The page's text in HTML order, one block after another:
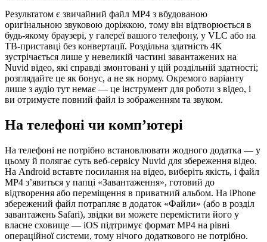
Результатом є звичайний файл MP4 з вбудованою
оригінальною звуковою доріжкою, тому він відтворюється в
будь-якому браузері, у галереї вашого телефону, у VLC або на
ТВ-приставці без конвертації. Роздільна здатність 4K
зустрічається лише у невеликій частині завантажених на
Nuvid відео, які справді змонтовані у цій роздільній здатності;
розглядайте це як бонус, а не як норму. Окремого варіанту
лише з аудіо тут немає — це інструмент для роботи з відео, і
ви отримуєте повний файл із зображенням та звуком.
На телефоні чи комп’ютері
На телефоні не потрібно встановлювати жодного додатка — у
цьому й полягає суть веб-сервісу Nuvid для збереження відео.
На Android вставте посилання на відео, виберіть якість, і файл
MP4 з’явиться у папці «Завантаження», готовий до
відтворення або переміщення в приватний альбом. На iPhone
збережений файл потрапляє в додаток «Файли» (або в розділ
завантажень Safari), звідки ви можете перемістити його у
власне сховище — iOS підтримує формат MP4 на рівні
операційної системи, тому нічого додаткового не потрібно.